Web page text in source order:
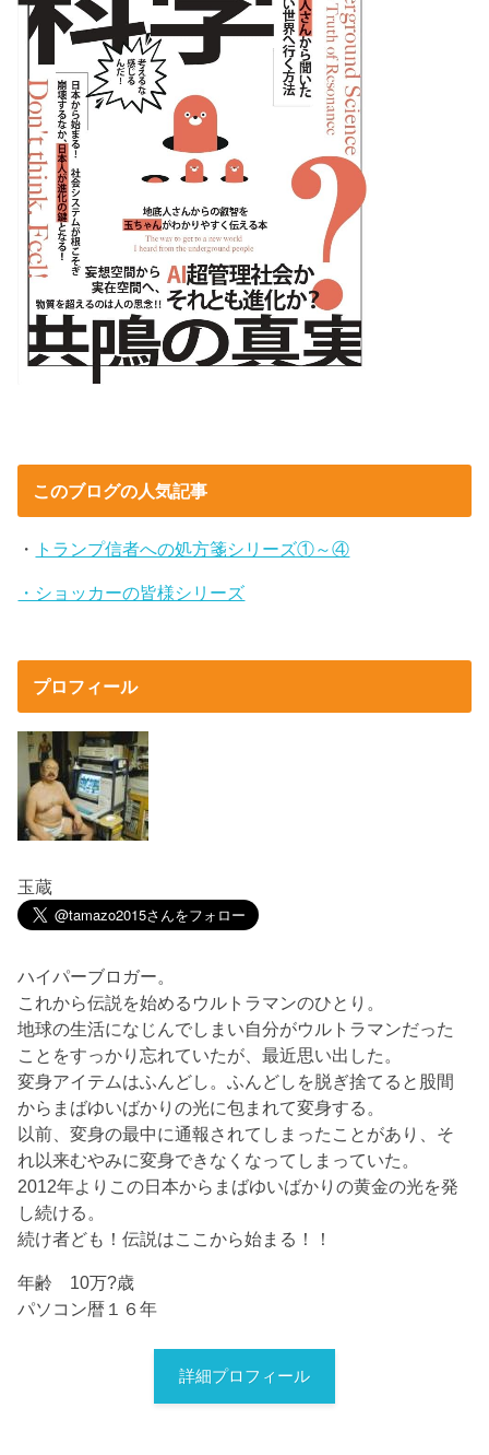
このブログの人気記事
・ トランプ信者への処方箋シリーズ①～④
・ショッカーの皆様シリーズ
プロフィール
玉蔵
ハイパーブロガー。
これから伝説を始めるウルトラマンのひとり。
地球の生活になじんでしまい自分がウルトラマンだった
ことをすっかり忘れていたが、最近思い出した。
変身アイテムはふんどし。ふんどしを脱ぎ捨てると股間
からまばゆいばかりの光に包まれて変身する。
以前、変身の最中に通報されてしまったことがあり、そ
れ以来むやみに変身できなくなってしまっていた。
2012年よりこの日本からまばゆいばかりの黄金の光を発
し続ける。
続け者ども！伝説はここから始まる！！
年齢 10万?歳
パソコン暦１６年
詳細プロフィール